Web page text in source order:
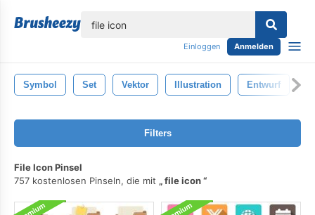
Einloggen Anmelden
Symbol Set Vektor Illustration Entwurf
Filters
File Icon Pinsel
757 kostenlosen Pinseln, die mit
file icon